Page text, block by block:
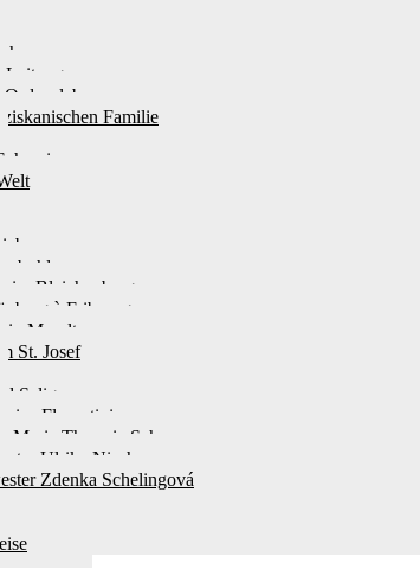
Leitung
Familie
Bleichenberg
à Fribourg
in Muralto
St. Josef
Seligen
Florentini
Maria Theresia Scherer
Ulrika Nisch
Zdenka Schelingová